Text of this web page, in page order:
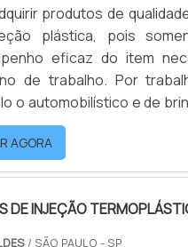
produtos de
plástica, pois
eficaz do item
de trabalho. Por
o automobilístico e de
precisam
e sem deixar o
AGORA
DE INJEÇÃO
/ SÃO PAULO - SP